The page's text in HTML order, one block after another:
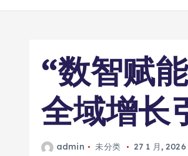
“数智赋
全域增长
admin 未分类 27 1 月, 2026